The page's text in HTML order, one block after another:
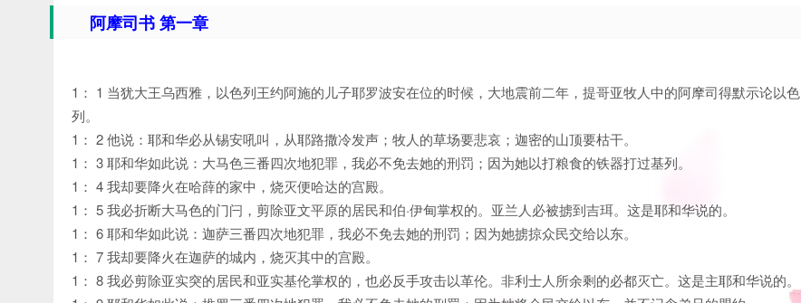
阿摩司书 第一章
1： 1 当犹大王乌西雅，以色列王约阿施的儿子耶罗波安在位的时候，大地震前二年，提哥亚牧人中的阿摩司得默示论以色
列。
1： 2 他说：耶和华必从锡安吼叫，从耶路撒冷发声；牧人的草场要悲哀；迦密的山顶要枯干。
1： 3 耶和华如此说：大马色三番四次地犯罪，我必不免去她的刑罚；因为她以打粮食的铁器打过基列。
1： 4 我却要降火在哈薛的家中，烧灭便哈达的宫殿。
1： 5 我必折断大马色的门闩，剪除亚文平原的居民和伯·伊甸掌权的。亚兰人必被掳到吉珥。这是耶和华说的。
1： 6 耶和华如此说：迦萨三番四次地犯罪，我必不免去她的刑罚；因为她掳掠众民交给以东。
1： 7 我却要降火在迦萨的城内，烧灭其中的宫殿。
1： 8 我必剪除亚实突的居民和亚实基伦掌权的，也必反手攻击以革伦。非利士人所余剩的必都灭亡。这是主耶和华说的。